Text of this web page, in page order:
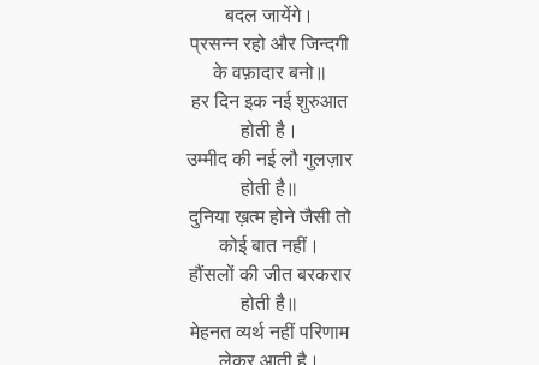
बदल जायेंगे।
प्रसन्न रहो और जिन्दगी
के वफ़ादार बनो॥
हर दिन इक नई शुरुआत
होती है।
उम्मीद की नई लौ गुलज़ार
होती है॥
दुनिया ख़त्म होने जैसी तो
कोई बात नहीं।
हौंसलों की जीत बरकरार
होती है॥
मेहनत व्यर्थ नहीं परिणाम